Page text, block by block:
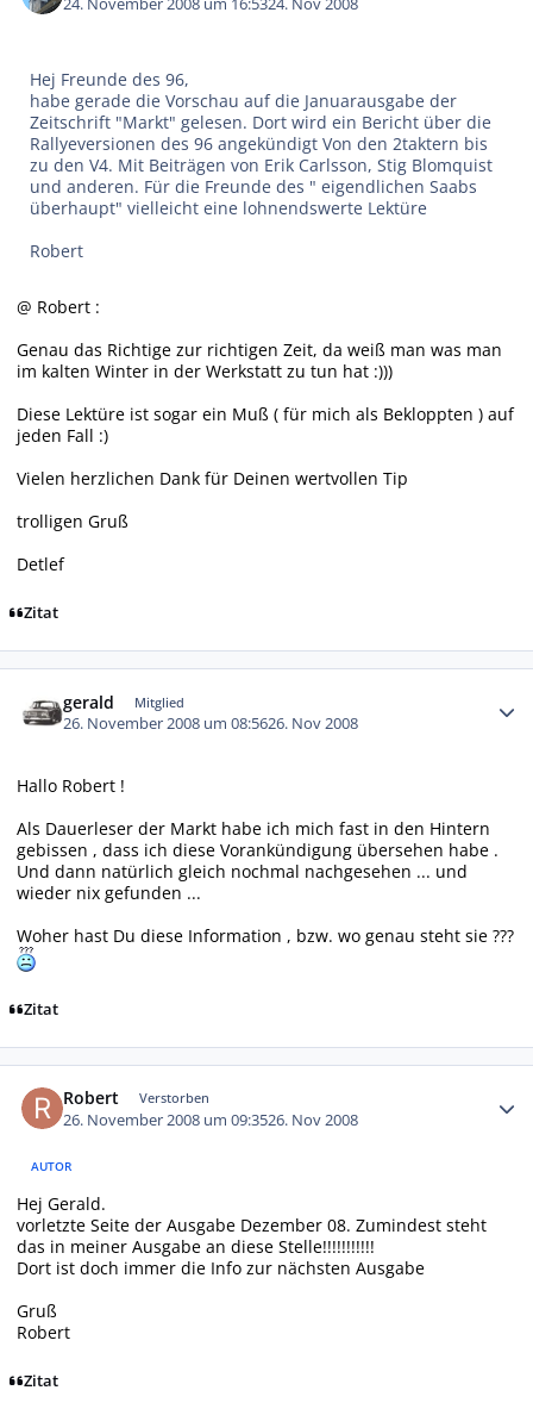
24. November 2008 um 16:5324. Nov 2008
Hej Freunde des 96,
habe gerade die Vorschau auf die Januarausgabe der
Zeitschrift "Markt" gelesen. Dort wird ein Bericht über die
Rallyeversionen des 96 angekündigt Von den 2taktern bis
zu den V4. Mit Beiträgen von Erik Carlsson, Stig Blomquist
und anderen. Für die Freunde des " eigendlichen Saabs
überhaupt" vielleicht eine lohnendswerte Lektüre
Robert
@ Robert :
Genau das Richtige zur richtigen Zeit, da weiß man was man
im kalten Winter in der Werkstatt zu tun hat :)))
Diese Lektüre ist sogar ein Muß ( für mich als Bekloppten ) auf
jeden Fall :)
Vielen herzlichen Dank für Deinen wertvollen Tip
trolligen Gruß
Detlef
Zitat
gerald Mitglied
26. November 2008 um 08:5626. Nov 2008
Hallo Robert !
Als Dauerleser der Markt habe ich mich fast in den Hintern
gebissen , dass ich diese Vorankündigung übersehen habe .
Und dann natürlich gleich nochmal nachgesehen ... und
wieder nix gefunden ...
Woher hast Du diese Information , bzw. wo genau steht sie ???
Zitat
Robert Verstorben
26. November 2008 um 09:3526. Nov 2008
AUTOR
Hej Gerald.
vorletzte Seite der Ausgabe Dezember 08. Zumindest steht
das in meiner Ausgabe an diese Stelle!!!!!!!!!!!
Dort ist doch immer die Info zur nächsten Ausgabe
Gruß
Robert
Zitat